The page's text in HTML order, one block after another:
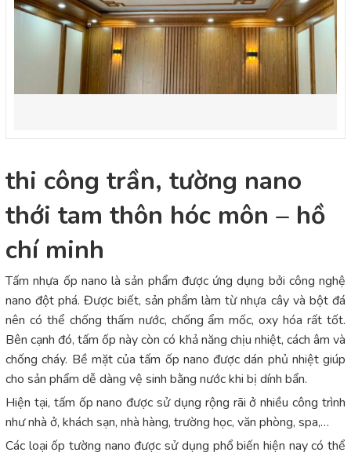
thi công trần, tường nano
thới tam thôn hóc môn – hồ
chí minh
Tấm nhựa ốp nano là sản phẩm được ứng dụng bởi công nghệ
nano đột phá. Được biết, sản phẩm làm từ nhựa cây và bột đá
nên có thể chống thấm nước, chống ẩm mốc, oxy hóa rất tốt.
Bên cạnh đó, tấm ốp này còn có khả năng chịu nhiệt, cách âm và
chống cháy. Bề mặt của tấm ốp nano được dán phủ nhiệt giúp
cho sản phẩm dễ dàng vệ sinh bằng nước khi bị dính bẩn.
Hiện tại, tấm ốp nano được sử dụng rộng rãi ở nhiều công trình
như nhà ở, khách sạn, nhà hàng, trường học, văn phòng, spa,…
Các loại ốp tường nano được sử dụng phổ biến hiện nay có thể